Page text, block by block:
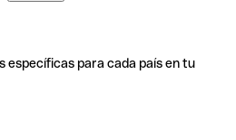
específicas para cada país en tu